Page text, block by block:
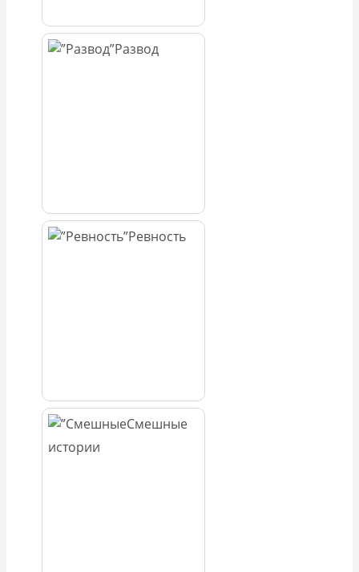
Развод
Ревность
Смешные
истории